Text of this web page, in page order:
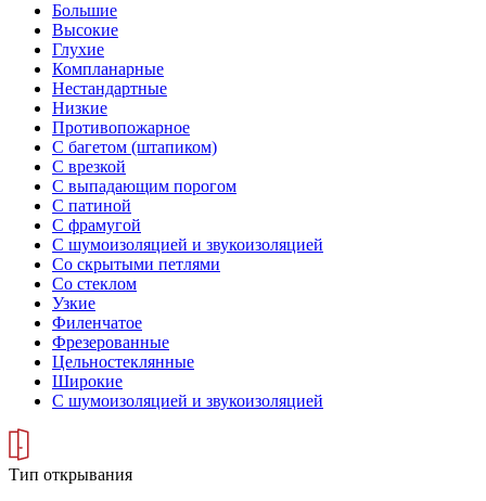
Большие
Высокие
Глухие
Компланарные
Нестандартные
Низкие
Противопожарное
С багетом (штапиком)
С врезкой
С выпадающим порогом
С патиной
С фрамугой
С шумоизоляцией и звукоизоляцией
Со скрытыми петлями
Со стеклом
Узкие
Филенчатое
Фрезерованные
Цельностеклянные
Широкие
С шумоизоляцией и звукоизоляцией
Тип открывания